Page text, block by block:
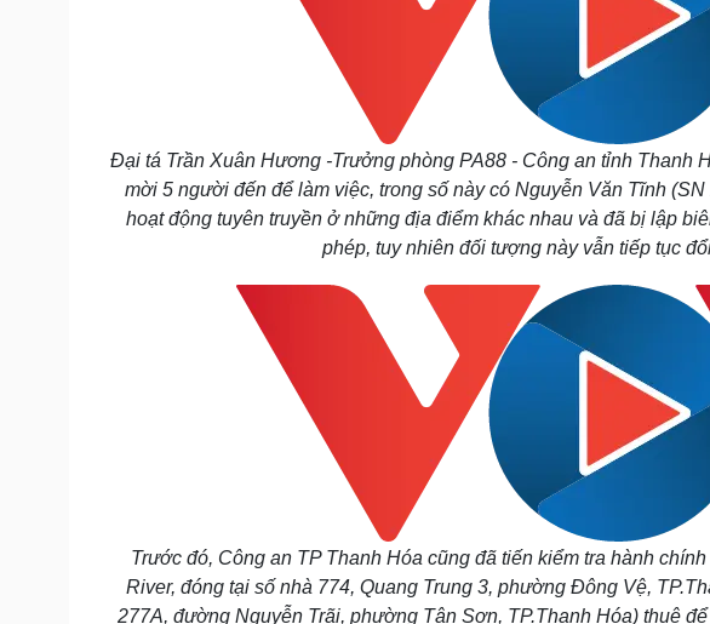
Đại tá Trần Xuân Hương -Trưởng phòng PA88 - Công an tỉnh Thanh
mời 5 người đến để làm việc, trong số này có Nguyễn Văn Tĩnh
hoạt động tuyên truyền ở những địa điểm khác nhau và đã bị lập
phép, tuy nhiên đối tượng này vẫn tiếp tục
Trước đó, Công an TP Thanh Hóa cũng đã tiến kiểm tra hành
River, đóng tại số nhà 774, Quang Trung 3, phường Đông Vệ,
277A, đường Nguyễn Trãi, phường Tân Sơn, TP.Thanh Hóa) thuê